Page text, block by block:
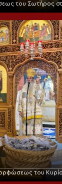
του Σωτήρος
του